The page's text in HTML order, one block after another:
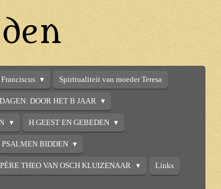
Spiritualiteit van moeder Teresa
DOOR HET B JAAR
H.GEEST EN GEBEDEN
PSALMEN BIDDEN
THEO VAN OSCH KLUIZENAAR Links